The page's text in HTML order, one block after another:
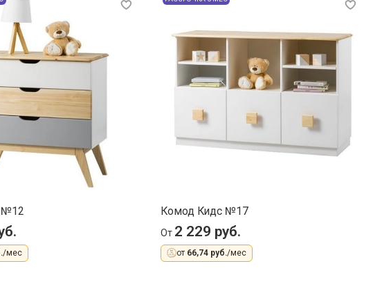
№12
/мес
Комод Кидс №17
От 2 229 руб.
от 66,74 руб./мес